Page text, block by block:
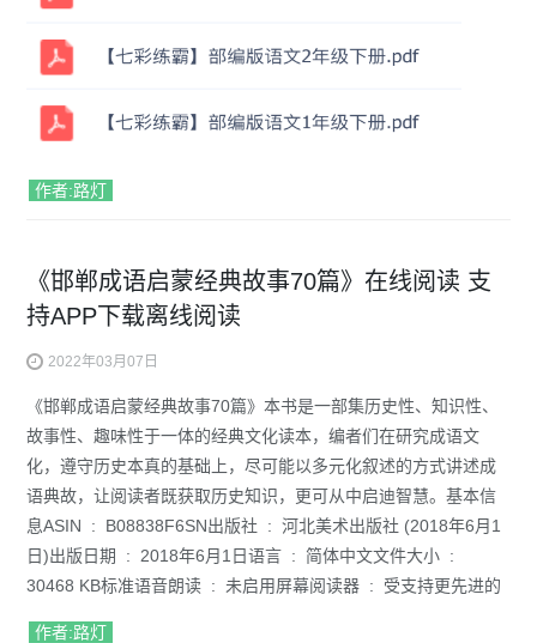
作者:路灯
《邯郸成语启蒙经典故事70篇》在线阅读 支
持APP下载离线阅读
2022年03月07日
《邯郸成语启蒙经典故事70篇》本书是一部集历史性、知识性、
故事性、趣味性于一体的经典文化读本，编者们在研究成语文
化，遵守历史本真的基础上，尽可能以多元化叙述的方式讲述成
语典故，让阅读者既获取历史知识，更可从中启迪智慧。基本信
息ASIN ‏ : ‎ B08838F6SN出版社 ‏ : ‎ 河北美术出版社 (2018年6月1
日)出版日期 ‏ : ‎ 2018年6月1日语言 ‏ : ‎ 简体中文文件大小 ‏ : ‎
30468 KB标准语音朗读 ‏ : ‎ 未启用屏幕阅读器 ‏ : ‎ 受支持更先进的
作者:路灯